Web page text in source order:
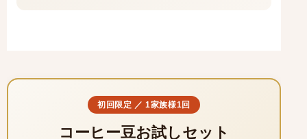
初回限定 ／ 1家族様1回
コーヒー豆お試しセット